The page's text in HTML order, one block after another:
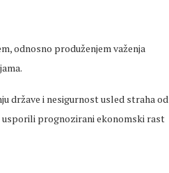
odnosno produženjem važenja
države i nesigurnost usled straha od
usporili prognozirani ekonomski rast